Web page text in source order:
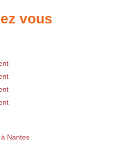
vous
Nantes